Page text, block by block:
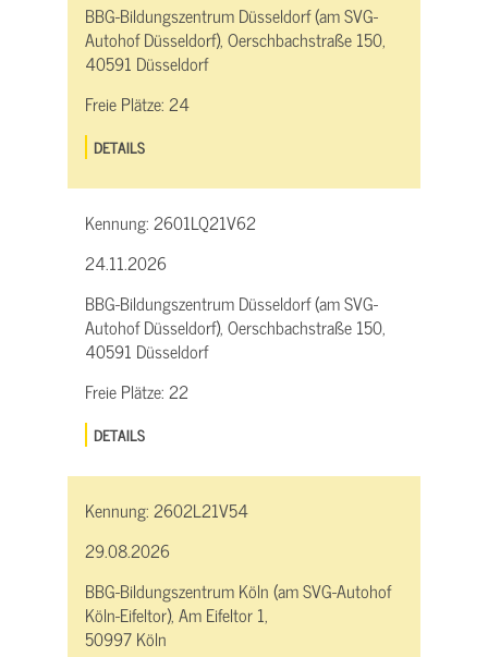
BBG-Bildungszentrum Düsseldorf (am SVG-
Autohof Düsseldorf), Oerschbachstraße 150,
40591 Düsseldorf
Freie Plätze:24
DETAILS
Kennung:2601LQ21V62
24.11.2026
BBG-Bildungszentrum Düsseldorf (am SVG-
Autohof Düsseldorf), Oerschbachstraße 150,
40591 Düsseldorf
Freie Plätze:22
DETAILS
Kennung:2602L21V54
29.08.2026
BBG-Bildungszentrum Köln (am SVG-Autohof
Köln-Eifeltor), Am Eifeltor 1,
50997 Köln